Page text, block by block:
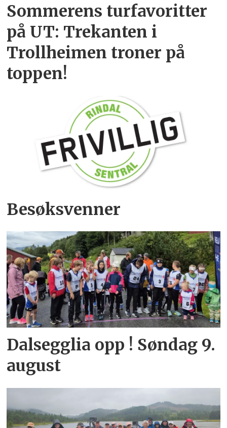
Sommerens turfavoritter
på UT: Trekanten i
Trollheimen troner på
toppen!
Besøksvenner
Dalsegglia opp ! Søndag 9.
august